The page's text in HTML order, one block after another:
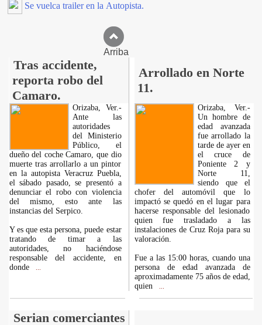
Se vuelca trailer en la Autopista.
Arriba
Tras accidente,
reporta robo del
Camaro.
Arrollado en Norte
11.
Orizaba, Ver.-
Ante las
autoridades
del Ministerio
Público, el
dueño del coche Camaro, que dio
muerte tras arrollarlo a un pintor
en la autopista Veracruz Puebla,
el sábado pasado, se presentó a
denunciar el robo con violencia
del mismo, esto ante las
instancias del Serpico.
Y es que esta persona, puede estar
tratando de timar a las
autoridades, no haciéndose
responsable del accidente, en
donde
Orizaba, Ver.-
Un hombre de
edad avanzada
fue arrollado la
tarde de ayer en
el cruce de
Poniente 2 y
Norte 11,
siendo que el
chofer del automóvil que lo
impactó se quedó en el lugar para
hacerse responsable del lesionado
quien fue trasladado a las
instalaciones de Cruz Roja para su
valoración.
Fue a las 15:00 horas, cuando una
persona de edad avanzada de
aproximadamente 75 años de edad,
quien
Serian comerciantes